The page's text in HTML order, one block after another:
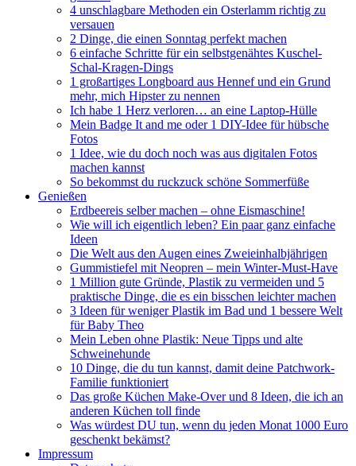
4 unschlagbare Methoden ein Osterlamm richtig zu
versauen
2 Dinge, die einen Sonntag perfekt machen
6 einfache Schritte für ein selbstgenähtes Kuschel-
Schal-Kragen-Dings
1 großartiges Longboard aus Hennef und ein Grund
mehr, mich Hipster zu nennen
Ich habe 1 Herz verloren… an eine Laptop-Hülle
Mein Badge It and me oder 1 DIY-Idee für hübsche
Fotos
1 Idee, wie du doch noch was aus digitalen Fotos
machen kannst
So bekommst du ruckzuck schöne Sommerfüße
Genießen
Erdbeereis selber machen – ohne Eismaschine!
Wie will ich eigentlich leben? Ein paar ganz einfache
Ideen
Die Welt aus den Augen eines Zweieinhalbjährigen
Gummistiefel mit Neopren – mein Winter-Must-Have
1 Million gute Gründe, Plastik zu vermeiden und 5
praktische Dinge, die es ein bisschen leichter machen
3 Ideen für weniger Plastik im Bad und 1 bessere Welt
für Baby Theo
Mein Leben ohne Plastik: Neue Tipps und alte
Schweinehunde
10 Dinge, die du tun kannst, damit deine Patchwork-
Familie funktioniert
Das große Küchen Make-Over und 8 Ideen, die ich an
anderen Küchen toll finde
Was würdest DU tun, wenn du jeden Monat 1000 Euro
geschenkt bekämst?
Impressum